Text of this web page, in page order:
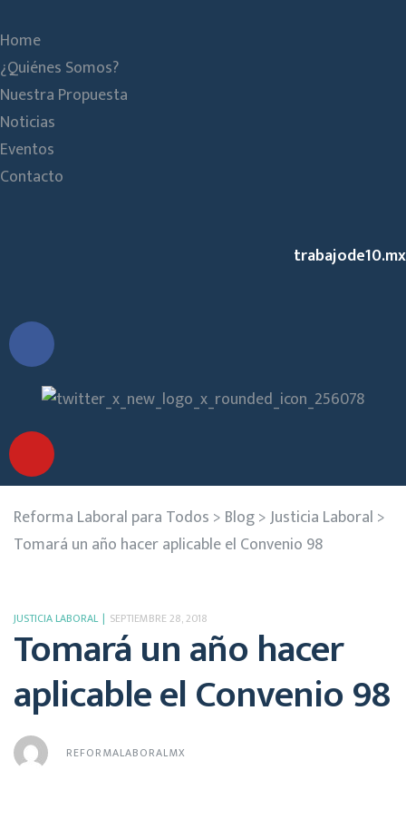
Home
¿Quiénes Somos?
Nuestra Propuesta
Noticias
Eventos
Contacto
trabajode10.mx
Reforma Laboral para Todos > Blog>Justicia Laboral >
Tomará un año hacer aplicable el Convenio 98
JUSTICIA LABORAL SEPTIEMBRE 28, 2018
Tomará un año hacer
aplicable el Convenio 98
REFORMALABORALMX